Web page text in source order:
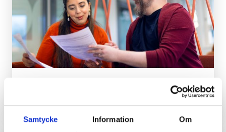
Samtycke Information Om
INVANDRARE